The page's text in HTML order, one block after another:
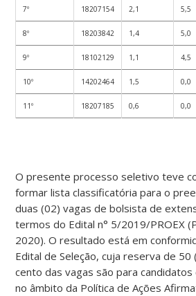
7º 18207154 2,1 5,5
8º 18203842 1,4 5,0
9º 18102129 1,1 4,5
10º 14202464 1,5 0,0
11º 18207185 0,6 0,0
O presente processo seletivo teve
formar lista classificatória para o
duas (02) vagas de bolsista de
termos do Edital n° 5/2019/PROEX
2020). O resultado está em
Edital de Seleção, cuja reserva de 50
cento das vagas são para candidatos
no âmbito da Política de Ações